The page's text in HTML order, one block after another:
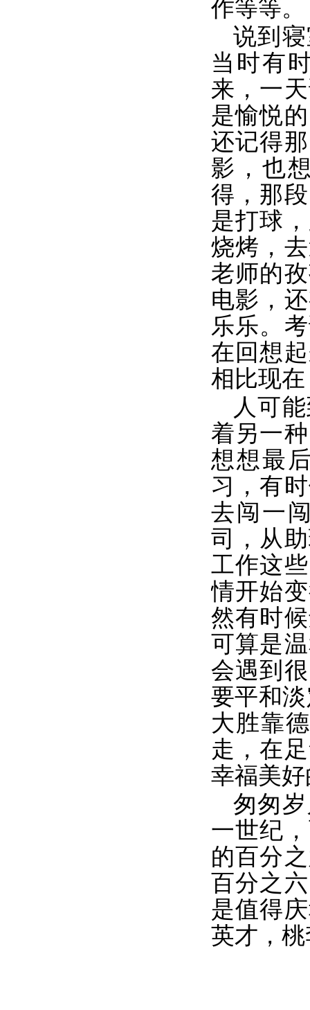
作等等。
说到
当时有
来，一
是愉悦
还记得
影，也
得，那
是打球
烧烤，
老师的
电影，
乐乐。
在回想
相比现
人可
着另一
想想最
习，有
去闯一
司，从
工作这
情开始
然有时
可算是
会遇到
要平和
大胜靠
走，在
幸福美
匆匆
一世纪
的百分
百分之
是值得
英才，